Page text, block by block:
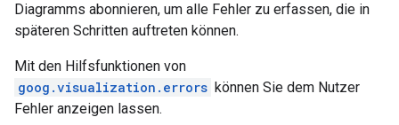
Diagramms abonnieren, um alle Fehler zu erfassen, die in
späteren Schritten auftreten können.
Mit den Hilfsfunktionen von
goog.visualization.errors können Sie dem Nutzer
Fehler anzeigen lassen.